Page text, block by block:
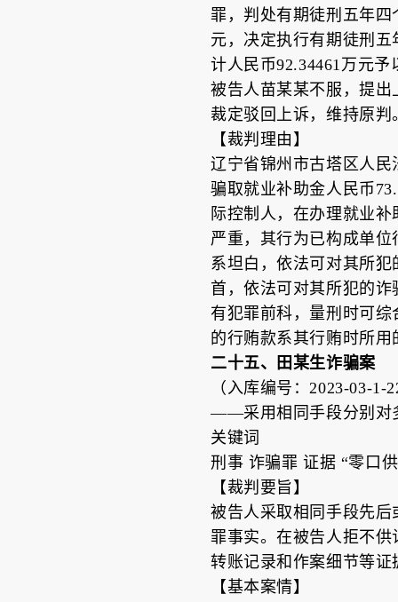
罪，判处有期徒刑五年
元，决定执行有期徒刑
计人民币92.34461万元
被告人苗某某不服，提出
裁定驳回上诉，维持原判
【裁判理由】
辽宁省锦州市古塔区人
骗取就业补助金人民币
际控制人，在办理就业
严重，其行为已构成单
系坦白，依法可对其所
首，依法可对其所犯的
有犯罪前科，量刑时可
的行贿款系其行贿时所
二十五、田某生诈骗案
（入库编号：2023-03-1-
——采用相同手段分别对
关键词
刑事 诈骗罪 证据 “零口
【裁判要旨】
被告人采取相同手段先
罪事实。在被告人拒不
转账记录和作案细节等
【基本案情】